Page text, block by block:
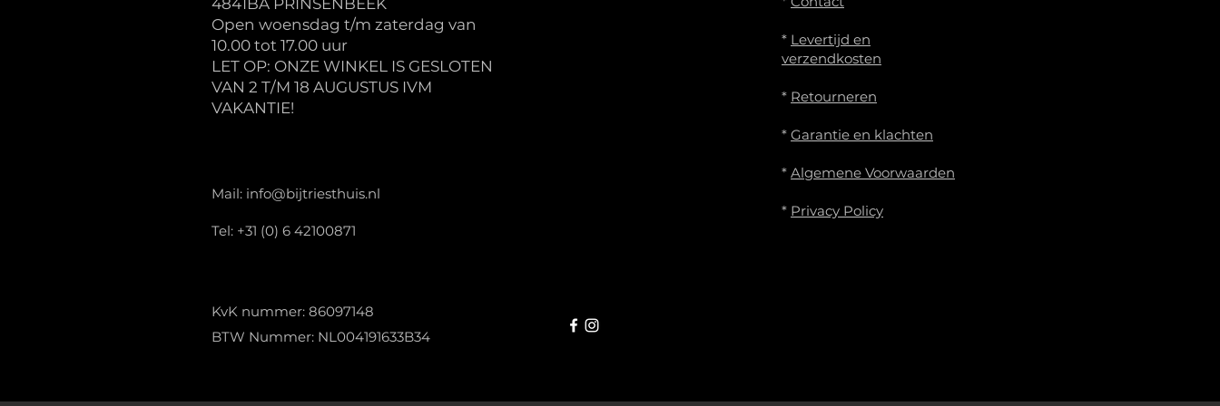
Open woensdag t/m zaterdag van
10.00 tot 17.00 uur
LET OP: ONZE WINKEL IS GESLOTEN
VAN 2 T/M 18 AUGUSTUS IVM
VAKANTIE!
Mail: info@bijtriesthuis.nl
Tel: +31 (0) 6 42100871
* Levertijd en
verzendkosten
* Retourneren
* Garantie en klachten
* Algemene Voorwaarden
* Privacy Policy
KvK nummer: 86097148
BTW Nummer: NL004191633B34